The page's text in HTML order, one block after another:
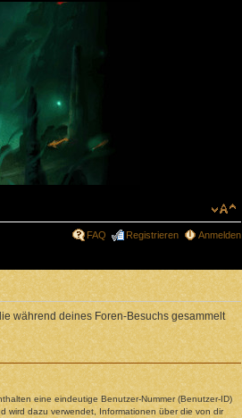
FAQ Registrieren Anmelden
während deines Foren-Besuchs gesammelt
eine eindeutige Benutzer-Nummer (Benutzer-ID)
wird dazu verwendet, Informationen über die von dir